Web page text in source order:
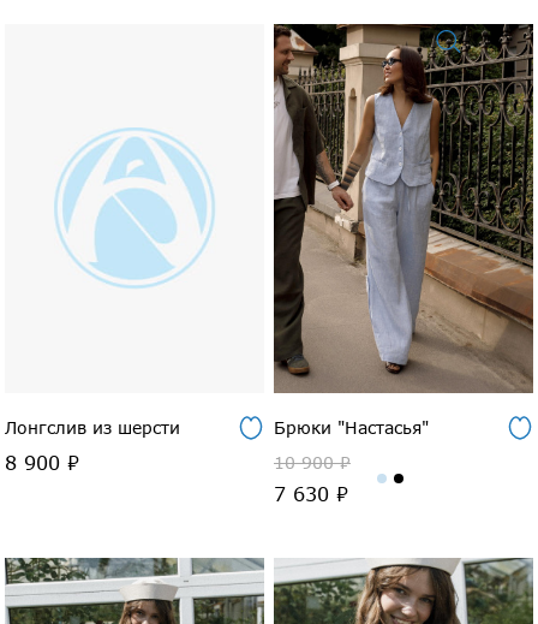
Лонгслив из шерсти
8 900 ₽
Брюки "Настасья"
10 900 ₽
7 630 ₽